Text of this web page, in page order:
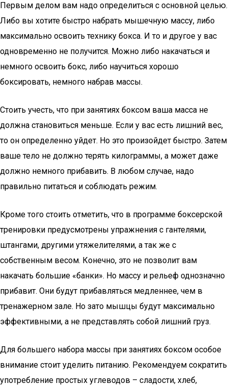
Первым делом вам надо определиться с основной целью.
Либо вы хотите быстро набрать мышечную массу, либо
максимально освоить технику бокса. И то и другое у вас
одновременно не получится. Можно либо накачаться и
немного освоить бокс, либо научиться хорошо
боксировать, немного набрав массы.
Стоить учесть, что при занятиях боксом ваша масса не
должна становиться меньше. Если у вас есть лишний вес,
то он определенно уйдет. Но это произойдет быстро. Затем
ваше тело не должно терять килограммы, а может даже
должно немного прибавить. В любом случае, надо
правильно питаться и соблюдать режим.
Кроме того стоить отметить, что в программе боксерской
тренировки предусмотрены упражнения с гантелями,
штангами, другими утяжелителями, а так же с
собственным весом. Конечно, это не позволит вам
накачать большие «банки». Но массу и рельеф однозначно
прибавит. Они будут прибавляться медленнее, чем в
тренажерном зале. Но зато мышцы будут максимально
эффективными, а не представлять собой лишний груз.
Для большего набора массы при занятиях боксом особое
внимание стоит уделить питанию. Рекомендуем сократить
употребление простых углеводов – сладости, хлеб,